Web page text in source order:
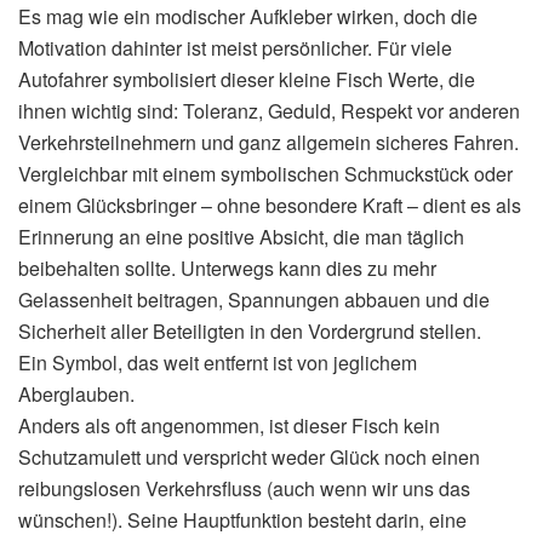
Es mag wie ein modischer Aufkleber wirken, doch die
Motivation dahinter ist meist persönlicher. Für viele
Autofahrer symbolisiert dieser kleine Fisch Werte, die
ihnen wichtig sind: Toleranz, Geduld, Respekt vor anderen
Verkehrsteilnehmern und ganz allgemein sicheres Fahren.
Vergleichbar mit einem symbolischen Schmuckstück oder
einem Glücksbringer – ohne besondere Kraft – dient es als
Erinnerung an eine positive Absicht, die man täglich
beibehalten sollte. Unterwegs kann dies zu mehr
Gelassenheit beitragen, Spannungen abbauen und die
Sicherheit aller Beteiligten in den Vordergrund stellen.
Ein Symbol, das weit entfernt ist von jeglichem
Aberglauben.
Anders als oft angenommen, ist dieser Fisch kein
Schutzamulett und verspricht weder Glück noch einen
reibungslosen Verkehrsfluss (auch wenn wir uns das
wünschen!). Seine Hauptfunktion besteht darin, eine